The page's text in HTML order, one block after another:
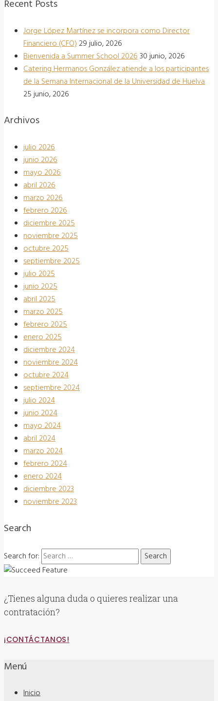
Recent Posts
Jorge López Martínez se incorpora como Director
Financiero (CFO)29 julio, 2026
Bienvenida a Summer School 202630 junio, 2026
Catering Hermanos González atiende a los participantes
de la Semana Internacional de la Universidad de Huelva
25 junio, 2026
Archivos
julio 2026
junio 2026
mayo 2026
abril 2026
marzo 2026
febrero 2026
diciembre 2025
noviembre 2025
octubre 2025
septiembre 2025
julio 2025
junio 2025
abril 2025
marzo 2025
febrero 2025
enero 2025
diciembre 2024
noviembre 2024
octubre 2024
septiembre 2024
julio 2024
junio 2024
mayo 2024
abril 2024
marzo 2024
febrero 2024
enero 2024
diciembre 2023
noviembre 2023
Search
Search for:
¿Tienes alguna duda o quieres realizar una
contratación?
¡CONTÁCTANOS!
Menú
Inicio